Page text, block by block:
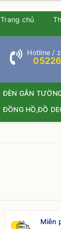
Trang chủ
Hotline /
ĐÈN GẮN
ĐỒNG HỒ,ĐỒ
Miễn